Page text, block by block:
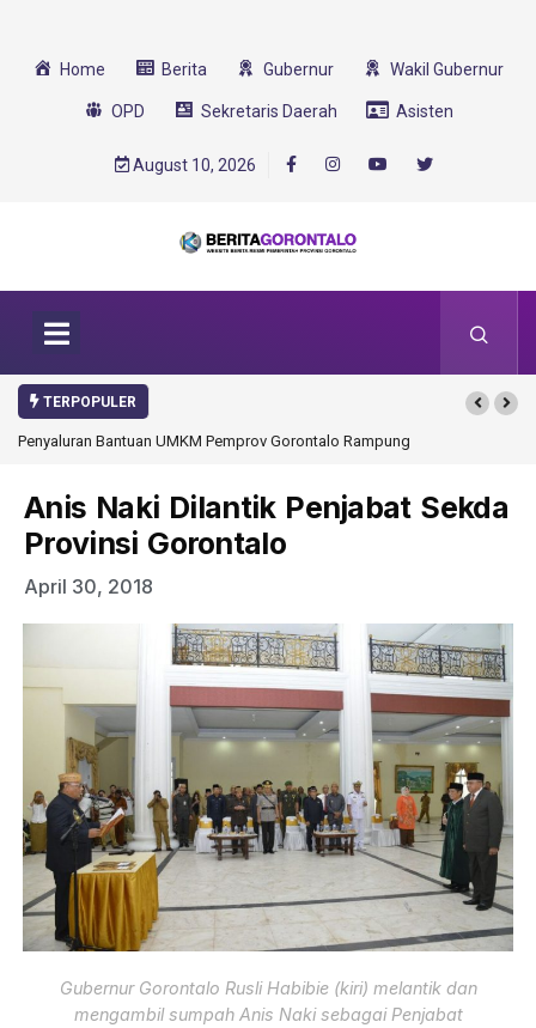
Home Berita Gubernur Wakil Gubernur
OPD Sekretaris Daerah Asisten
August 10, 2026
TERPOPULER
Penyaluran Bantuan UMKM Pemprov Gorontalo Rampung
Anis Naki Dilantik Penjabat Sekda
Provinsi Gorontalo
April 30, 2018
Gubernur Gorontalo Rusli Habibie (kiri) melantik dan
mengambil sumpah Anis Naki sebagai Penjabat